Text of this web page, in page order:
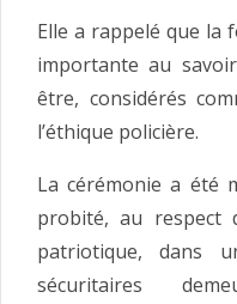
Elle a rappelé que la
importante au
être, considérés
l’éthique policière.
La cérémonie a été
probité, au respect
patriotique, dans
sécuritaires